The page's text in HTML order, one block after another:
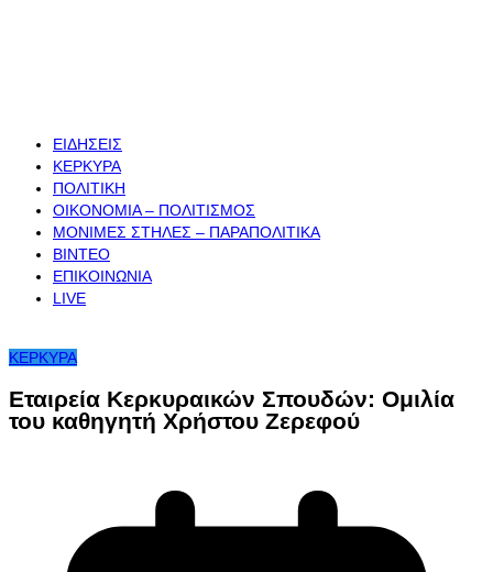
ΕΙΔΗΣΕΙΣ
ΚΕΡΚΥΡΑ
ΠΟΛΙΤΙΚΗ
ΟΙΚΟΝΟΜΙΑ – ΠΟΛΙΤΙΣΜΟΣ
ΜΟΝΙΜΕΣ ΣΤΗΛΕΣ – ΠΑΡΑΠΟΛΙΤΙΚΑ
ΒΙΝΤΕΟ
ΕΠΙΚΟΙΝΩΝΙΑ
LIVE
ΚΕΡΚΥΡΑ
Εταιρεία Κερκυραικών Σπουδών: Ομιλία
του καθηγητή Χρήστου Ζερεφού